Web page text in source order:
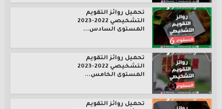
تحميل روائز التقويم
التشخيصي 2022-2023
المستوى السادس...
تحميل روائز التقويم
التشخيصي 2022-2023
المستوى الخامس...
تحميل روائز التقويم